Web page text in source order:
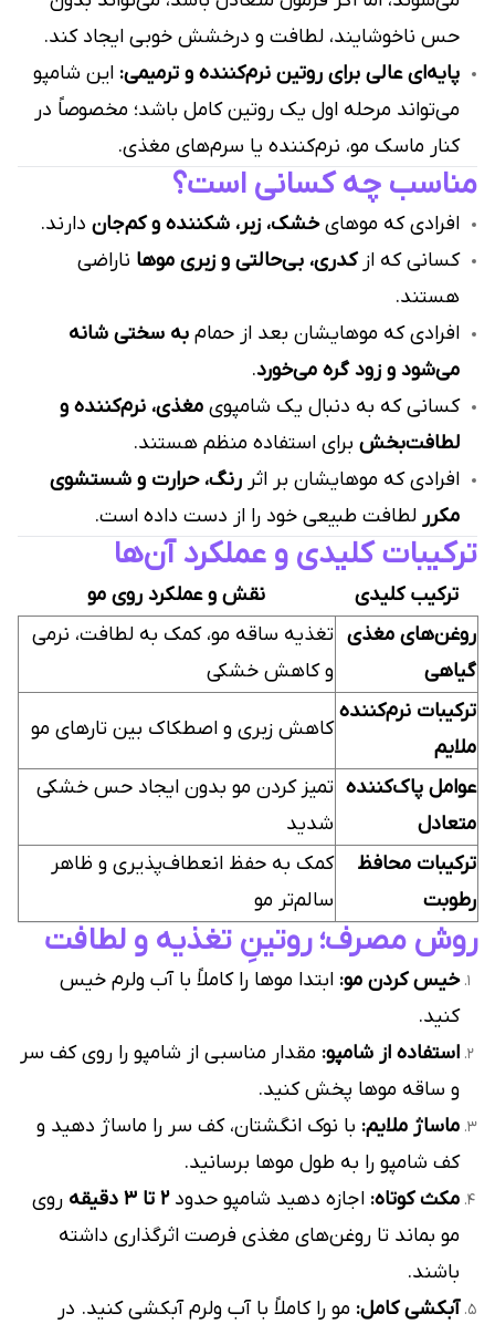
حس ناخوشایند، لطافت و درخشش خوبی ایجاد کند.
پایه‌ای عالی برای روتین نرم‌کننده و ترمیمی: این شامپو
می‌تواند مرحله اول یک روتین کامل باشد؛ مخصوصاً در
کنار ماسک مو، نرم‌کننده یا سرم‌های مغذی.
مناسب چه کسانی است؟
افرادی که موهایخشک، زبر، شکننده و کم‌جان دارند.
کسانی که ازکدری، بی‌حالتی و زبری موها ناراضی
هستند.
افرادی که موهایشان بعد از حمام به سختی شانه
می‌شود و زود گره می‌خورد.
کسانی که به دنبال یک شامپوی مغذی، نرم‌کننده و
لطافت‌بخش برای استفاده منظم هستند.
افرادی که موهایشان بر اثر رنگ، حرارت و شستشوی
مکرر لطافت طبیعی خود را از دست داده است.
ترکیبات کلیدی و عملکرد آن‌ها
ترکیب کلیدی
نقش و عملکرد روی مو
روغن‌های مغذی
گیاهی
تغذیه ساقه مو، کمک به لطافت، نرمی
و کاهش خشکی
ترکیبات نرم‌کننده
ملایم
کاهش زبری و اصطکاک بین تارهای مو
عوامل پاک‌کننده
متعادل
تمیز کردن مو بدون ایجاد حس خشکی
شدید
ترکیبات محافظ
رطوبت
کمک به حفظ انعطاف‌پذیری و ظاهر
سالم‌تر مو
روش مصرف؛ روتینِ تغذیه و لطافت
خیس کردن مو: ابتدا موها را کاملاً با آب ولرم خیس
کنید.
استفاده از شامپو: مقدار مناسبی از شامپو را روی کف سر
و ساقه موها پخش کنید.
ماساژ ملایم: با نوک انگشتان، کف سر را ماساژ دهید و
کف شامپو را به طول موها برسانید.
مکث کوتاه: اجازه دهید شامپو حدود۲ تا ۳ دقیقه
روی
مو بماند تا روغن‌های مغذی فرصت اثرگذاری داشته
باشند.
آبکشی کامل: مو را کاملاً با آب ولرم آبکشی کنید. در